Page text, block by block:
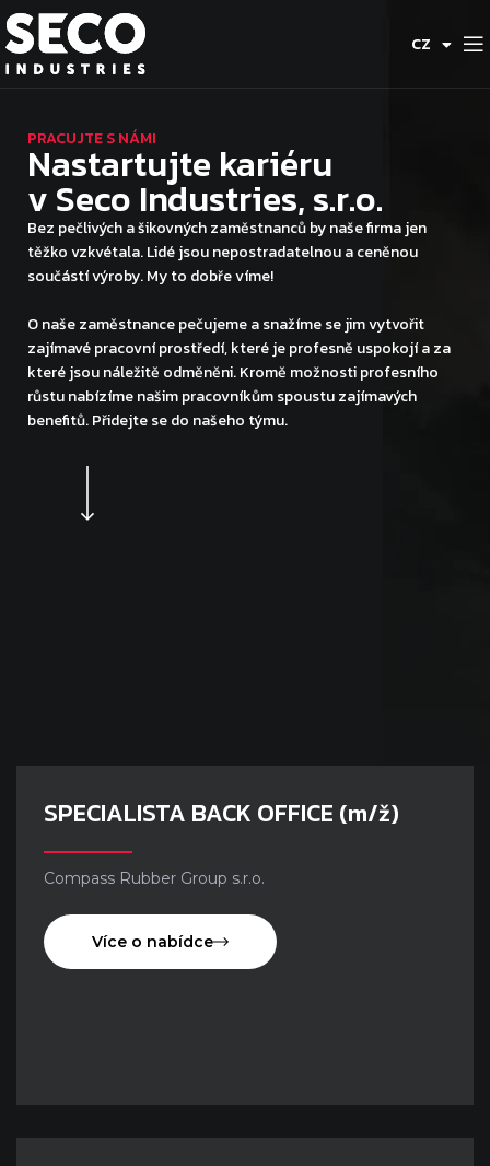
CZ
ES
PRACUJTE S NÁMI
Nastartujte kariéru
v Seco Industries, s.r.o.
Bez pečlivých a šikovných zaměstnanců by naše firma jen
těžko vzkvétala. Lidé jsou nepostradatelnou a ceněnou
součástí výroby. My to dobře víme!
O naše zaměstnance pečujeme a snažíme se jim vytvořit
zajímavé pracovní prostředí, které je profesně uspokojí a za
které jsou náležitě odměněni. Kromě možnosti profesního
růstu nabízíme našim pracovníkům spoustu zajímavých
benefitů. Přidejte se do našeho týmu.
SPECIALISTA BACK OFFICE (m/ž)
Compass Rubber Group s.r.o.
Více o nabídce